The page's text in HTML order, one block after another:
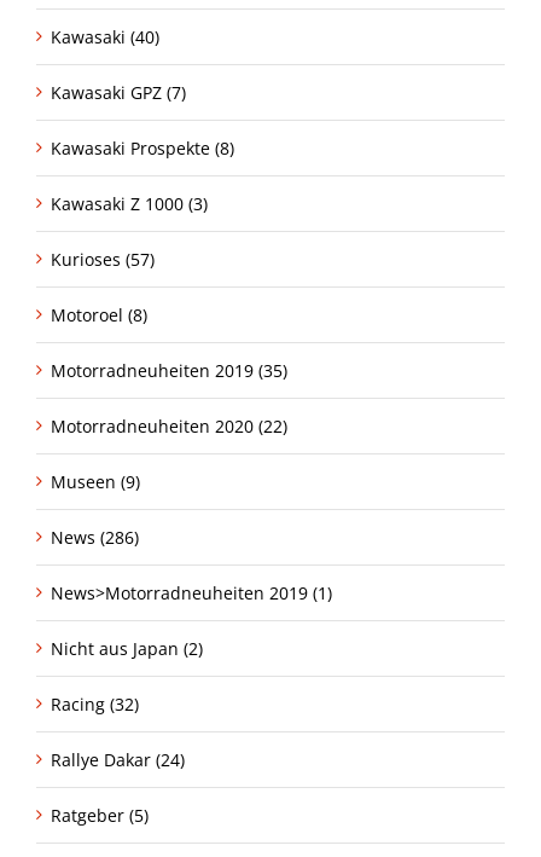
Kawasaki (40)
Kawasaki GPZ (7)
Kawasaki Prospekte (8)
Kawasaki Z 1000 (3)
Kurioses (57)
Motoroel (8)
Motorradneuheiten 2019 (35)
Motorradneuheiten 2020 (22)
Museen (9)
News (286)
News>Motorradneuheiten 2019 (1)
Nicht aus Japan (2)
Racing (32)
Rallye Dakar (24)
Ratgeber (5)